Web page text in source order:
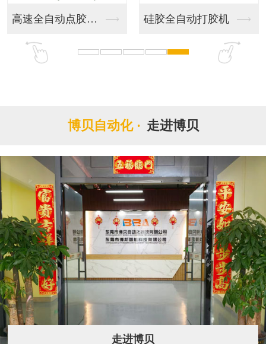
高速全自动点胶设备 硅胶全自动打胶机
博贝自动化 · 走进博贝
走进博贝